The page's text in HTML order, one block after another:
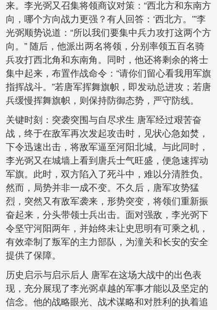
来。李光弼又召集将领商议对策：“西北方和东南方
向，哪个方向战力更强？有人回答：‘西北方。’”李
光弼顺势说道：“所以我们要集中兵力攻打这两个方
向。” 随后，他派出两名将领，分别率领五百名骑
兵攻打西北角和东南角。同时，他还将剩余的将士
集中起来，布置作战命令：“请你们留心看我用军旗
指挥战斗。”若唐军挥舞旗帜，即发动总进攻；若唐
兵缓慢挥舞旗帜，则保持防御态势，严守防线。
关键时刻：突袭突围与自尽求生 唐军经过艰苦奋
战，终于在敌军再次发起攻击时，见状心急如焚，
下令迅速出击，将敌军逼至河阳北城。与此同时，
李光弼又在城墙上看到唐兵士气旺盛，便急速挥动
军旗。此时，双方陷入了死斗中，难以分清胜负。
然而，局势并非一成不变。不久后，唐军攻势猛
烈，突然又有敌军袭来，形势突变，将领们重新振
奋起来，分头带领士兵出击。面对强敌，李光弼下
令坚守河阳两年，并始终未让史思明有可乘之机，
有效牵制了叛军的主力部队，为潼关和长安的安全
提供了保障。
历史启示与启示后人 唐军在这场大战中的出色表
现，充分展现了李光弼卓越的军事才能以及坚定的
信念。他的战略眼光、战术谋略和对胜利的执着追